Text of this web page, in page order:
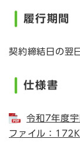
履行期間
契約締結日の翌
仕様書
令和7年度
ファイル：